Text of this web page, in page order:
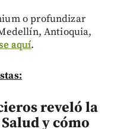
o profundizar
Antioquia,
aquí.
reveló la
y cómo